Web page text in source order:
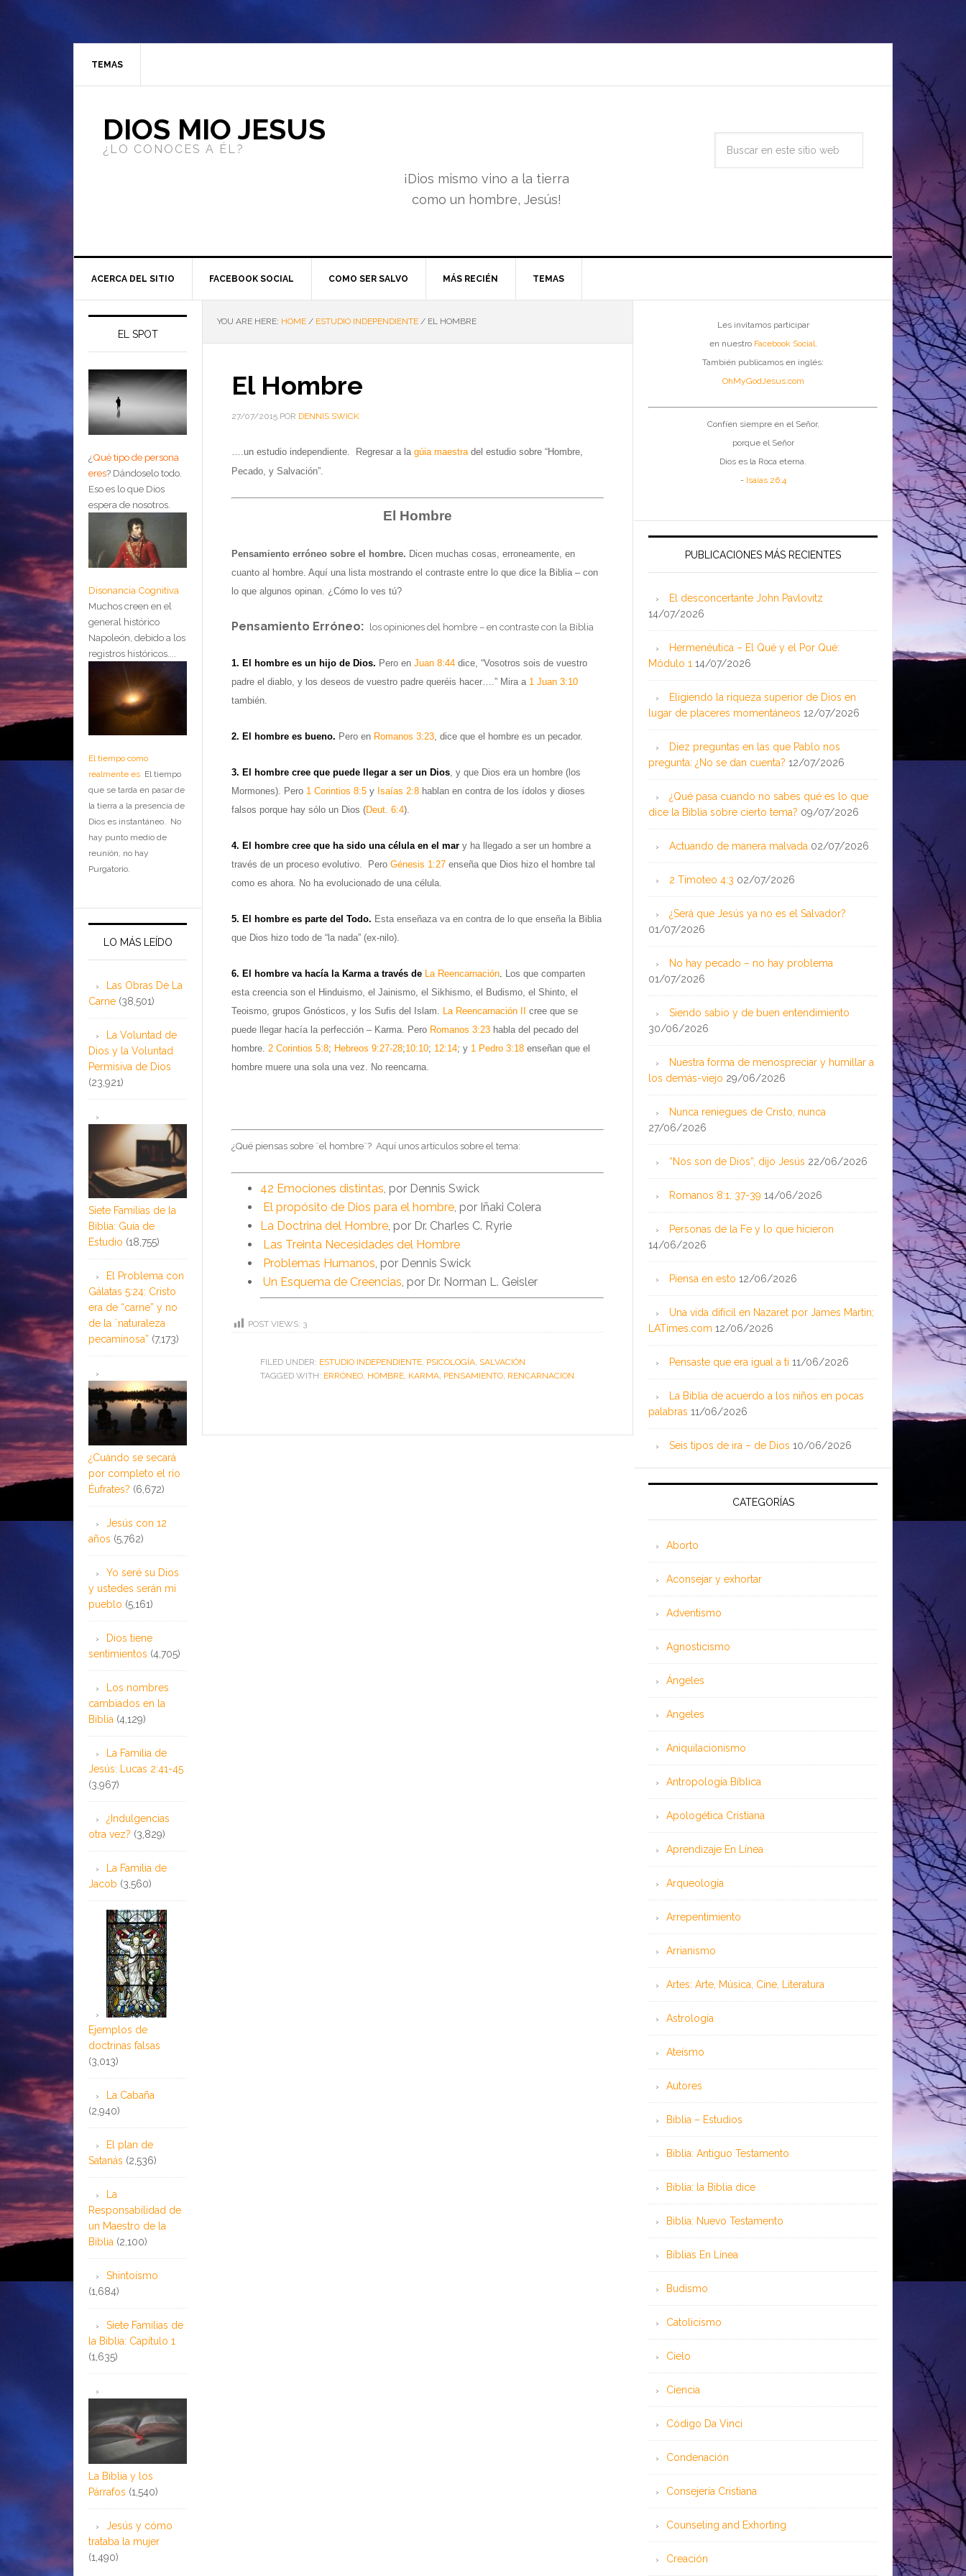
TEMAS
DIOS MIO JESUS
¿LO CONOCES A ÉL?
¡Dios mismo vino a la tierra
como un hombre, Jesús!
ACERCA DEL SITIO FACEBOOK SOCIAL COMO SER SALVO MÁS RECIÉN TEMAS
YOU ARE HERE: HOME / ESTUDIO INDEPENDIENTE / EL HOMBRE
El Hombre
27/07/2015 POR DENNIS SWICK
….un estudio independiente. Regresar a la gúia maestradel estudio sobre “Hombre,
Pecado, y Salvación”.
El Hombre
Pensamiento erróneo sobre el hombre. Dicen muchas cosas, erroneamente, en
cuanto al hombre. Aquí una lista mostrando el contraste entre lo que dice la Biblia – con
lo que algunos opinan. ¿Cómo lo ves tú?
Pensamiento Erróneo: los opiniones del hombre – en contraste con la Biblia
1. El hombre es un hijo de Dios. Pero en Juan 8:44 dice, “Vosotros sois de vuestro
padre el diablo, y los deseos de vuestro padre queréis hacer….” Mira a 1 Juan 3:10
también.
2. El hombre es bueno. Pero en Romanos 3:23, dice que el hombre es un pecador.
3. El hombre cree que puede llegar a ser un Dios, y que Dios era un hombre (los
Mormones). Pero 1 Corintios 8:5 y Isaías 2:8 hablan en contra de los ídolos y dioses
falsos porque hay sólo un Dios (Deut. 6:4).
4. El hombre cree que ha sido una célula en el mar y ha llegado a ser un hombre a
través de un proceso evolutivo. Pero Génesis 1:27 enseña que Dios hizo el hombre tal
como es ahora. No ha evolucionado de una célula.
5. El hombre es parte del Todo. Esta enseñaza va en contra de lo que enseña la Biblia
que Dios hizo todo de “la nada” (ex-nilo).
6. El hombre va hacía la Karma a través de La Reencarnación. Los que comparten
esta creencia son el Hinduismo, el Jainismo, el Sikhismo, el Budismo, el Shinto, el
Teoismo, grupos Gnósticos, y los Sufis del Islam. La Reencarnación II
cree que se
puede llegar hacía la perfección – Karma. Pero Romanos 3:23 habla del pecado del
hombre. 2 Corintios 5:8; Hebreos 9:27-28;10:10; 12:14; y 1 Pedro 3:18 enseñan que el
hombre muere una sola una vez. No reencarna.
¿Qué piensas sobre ¨el hombre¨? Aquí unos artículos sobre el tema:
42 Emociones distintas, por Dennis Swick
El propósito de Dios para el hombre, por Iñaki Colera
La Doctrina del Hombre, por Dr. Charles C. Ryrie
Las Treinta Necesidades del Hombre
Problemas Humanos, por Dennis Swick
Un Esquema de Creencias, por Dr. Norman L. Geisler
POST VIEWS: 3
FILED UNDER: ESTUDIO INDEPENDIENTE, PSICOLOGÍA, SALVACIÓN
TAGGED WITH: ERRÓNEO, HOMBRE, KARMA, PENSAMIENTO, RENCARNACION
Les invitamos participar
en nuestro Facebook Social.
También publicamos en inglés:
OhMyGodJesus.com
Confíen siempre en el Señor,
porque el Señor
Dios es la Roca eterna.
- Isaías 26:4
PUBLICACIONES MÁS RECIENTES
El desconcertante John Pavlovitz
14/07/2026
Hermenéutica – El Qué y el Por Qué:
Módulo 1 14/07/2026
Eligiendo la riqueza superior de Dios en
lugar de placeres momentáneos 12/07/2026
Diez preguntas en las que Pablo nos
pregunta: ¿No se dan cuenta? 12/07/2026
¿Qué pasa cuando no sabes qué es lo que
dice la Biblia sobre cierto tema? 09/07/2026
Actuando de manera malvada 02/07/2026
2 Timoteo 4:3 02/07/2026
¿Será que Jesús ya no es el Salvador?
01/07/2026
No hay pecado – no hay problema
01/07/2026
Siendo sabio y de buen entendimiento
30/06/2026
Nuestra forma de menospreciar y humillar a
los demás-viejo 29/06/2026
Nunca reniegues de Cristo, nunca
27/06/2026
“Nos son de Dios”, dijo Jesús 22/06/2026
Romanos 8:1, 37-39 14/06/2026
Personas de la Fe y lo que hicieron
14/06/2026
Piensa en esto 12/06/2026
Una vida difícil en Nazaret por James Martin;
LATimes.com 12/06/2026
Pensaste que era igual a ti 11/06/2026
La Biblia de acuerdo a los niños en pocas
palabras 11/06/2026
Seis tipos de ira – de Dios 10/06/2026
CATEGORÍAS
Aborto
Aconsejar y exhortar
Adventismo
Agnosticismo
Ángeles
Angeles
Aniquilacionismo
Antropología Bíblica
Apologética Cristiana
Aprendizaje En Línea
Arqueología
Arrepentimiento
Arrianismo
Artes: Arte, Música, Cine, Literatura
Astrología
Ateísmo
Autores
Biblia – Estudios
Biblia: Antiguo Testamento
Biblia: la Biblia dice
Biblia: Nuevo Testamento
Bíblias En Línea
Budismo
Catolicismo
Cielo
Ciencia
Código Da Vinci
Condenación
Consejería Cristiana
Counseling and Exhorting
Creación
EL SPOT
¿Qué tipo de persona
eres? Dándoselo todo.
Eso es lo que Dios
espera de nosotros.
Disonancia Cognitiva
Muchos creen en el
general histórico
Napoleón, debido a los
registros históricos....
El tiempo como
realmente es El tiempo
que se tarda en pasar de
la tierra a la presencia de
Dios es instantáneo. No
hay punto medio de
reunión, no hay
Purgatorio.
LO MÁS LEÍDO
Las Obras De La
Carne (38,501)
La Voluntad de
Dios y la Voluntad
Permisiva de Dios
(23,921)
Siete Familias de la
Biblia: Guía de
Estudio (18,755)
El Problema con
Gálatas 5:24: Cristo
era de “carne” y no
de la ¨naturaleza
pecaminosa” (7,173)
¿Cuándo se secará
por completo el río
Éufrates? (6,672)
Jesús con 12
años (5,762)
Yo seré su Dios
y ustedes serán mi
pueblo (5,161)
Dios tiene
sentimientos (4,705)
Los nombres
cambiados en la
Biblia (4,129)
La Familia de
Jesús: Lucas 2:41-45
(3,967)
¿Indulgencias
otra vez? (3,829)
La Familia de
Jacob (3,560)
Ejemplos de
doctrinas falsas
(3,013)
La Cabaña
(2,940)
El plan de
Satanás (2,536)
La
Responsabilidad de
un Maestro de la
Biblia (2,100)
Shintoísmo
(1,684)
Siete Familias de
la Biblia: Capítulo 1
(1,635)
La Biblia y los
Párrafos (1,540)
Jesús y cómo
trataba la mujer
(1,490)